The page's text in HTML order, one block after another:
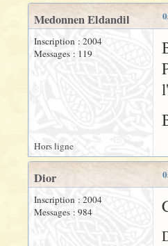
Medonnen Eldandil
Inscription : 2004
Messages : 119
Hors ligne
Dior
Inscription : 2004
Messages : 984